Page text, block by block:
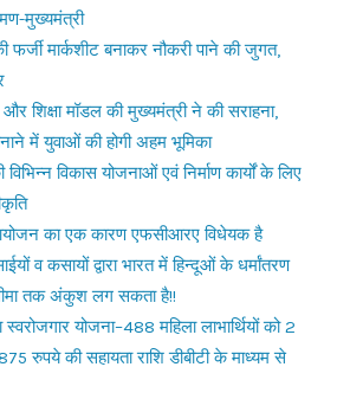
मुख्यमंत्री
फर्जी मार्कशीट बनाकर नौकरी पाने की जुगत,
और शिक्षा मॉडल की मुख्यमंत्री ने की सराहना,
में युवाओं की होगी अहम भूमिका
विकास योजनाओं एवं निर्माण कार्यों के लिए
का एक कारण एफसीआरए विधेयक है
व कसायों द्वारा भारत में हिन्दूओं के धर्मांतरण
तक अंकुश लग सकता है!!
योजना–488 महिला लाभार्थियों को 2
रुपये की सहायता राशि डीबीटी के माध्यम से